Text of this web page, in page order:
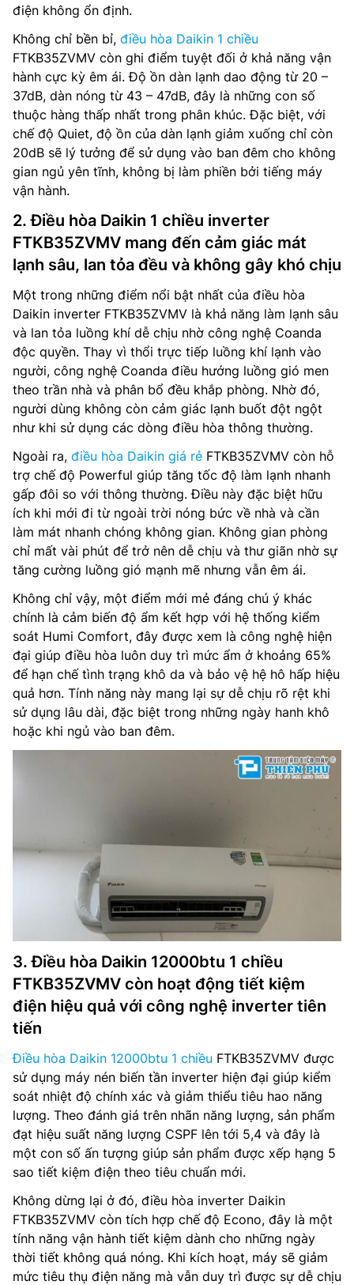
điện không ổn định.
Không chỉ bền bỉ, điều hòa Daikin 1 chiều
FTKB35ZVMV còn ghi điểm tuyệt đối ở khả năng vận
hành cực kỳ êm ái. Độ ồn dàn lạnh dao động từ 20 –
37dB, dàn nóng từ 43 – 47dB, đây là những con số
thuộc hàng thấp nhất trong phân khúc. Đặc biệt, với
chế độ Quiet, độ ồn của dàn lạnh giảm xuống chỉ còn
20dB sẽ lý tưởng để sử dụng vào ban đêm cho không
gian ngủ yên tĩnh, không bị làm phiền bởi tiếng máy
vận hành.
2. Điều hòa Daikin 1 chiều inverter
FTKB35ZVMV mang đến cảm giác mát
lạnh sâu, lan tỏa đều và không gây khó chịu
Một trong những điểm nổi bật nhất của điều hòa
Daikin inverter FTKB35ZVMV là khả năng làm lạnh sâu
và lan tỏa luồng khí dễ chịu nhờ công nghệ Coanda
độc quyền. Thay vì thổi trực tiếp luồng khí lạnh vào
người, công nghệ Coanda điều hướng luồng gió men
theo trần nhà và phân bổ đều khắp phòng. Nhờ đó,
người dùng không còn cảm giác lạnh buốt đột ngột
như khi sử dụng các dòng điều hòa thông thường.
Ngoài ra, điều hòa Daikin giá rẻ FTKB35ZVMV còn hỗ
trợ chế độ Powerful giúp tăng tốc độ làm lạnh nhanh
gấp đôi so với thông thường. Điều này đặc biệt hữu
ích khi mới đi từ ngoài trời nóng bức về nhà và cần
làm mát nhanh chóng không gian. Không gian phòng
chỉ mất vài phút để trở nên dễ chịu và thư giãn nhờ sự
tăng cường luồng gió mạnh mẽ nhưng vẫn êm ái.
Không chỉ vậy, một điểm mới mẻ đáng chú ý khác
chính là cảm biến độ ẩm kết hợp với hệ thống kiểm
soát Humi Comfort, đây được xem là công nghệ hiện
đại giúp điều hòa luôn duy trì mức ẩm ở khoảng 65%
để hạn chế tình trạng khô da và bảo vệ hệ hô hấp hiệu
quả hơn. Tính năng này mang lại sự dễ chịu rõ rệt khi
sử dụng lâu dài, đặc biệt trong những ngày hanh khô
hoặc khi ngủ vào ban đêm.
3. Điều hòa Daikin 12000btu 1 chiều
FTKB35ZVMV còn hoạt động tiết kiệm
điện hiệu quả với công nghệ inverter tiên
tiến
Điều hòa Daikin 12000btu 1 chiều FTKB35ZVMV được
sử dụng máy nén biến tần inverter hiện đại giúp kiểm
soát nhiệt độ chính xác và giảm thiểu tiêu hao năng
lượng. Theo đánh giá trên nhãn năng lượng, sản phẩm
đạt hiệu suất năng lượng CSPF lên tới 5,4 và đây là
một con số ấn tượng giúp sản phẩm được xếp hạng 5
sao tiết kiệm điện theo tiêu chuẩn mới.
Không dừng lại ở đó, điều hòa inverter Daikin
FTKB35ZVMV còn tích hợp chế độ Econo, đây là một
tính năng vận hành tiết kiệm dành cho những ngày
thời tiết không quá nóng. Khi kích hoạt, máy sẽ giảm
mức tiêu thụ điện năng mà vẫn duy trì được sự dễ chịu